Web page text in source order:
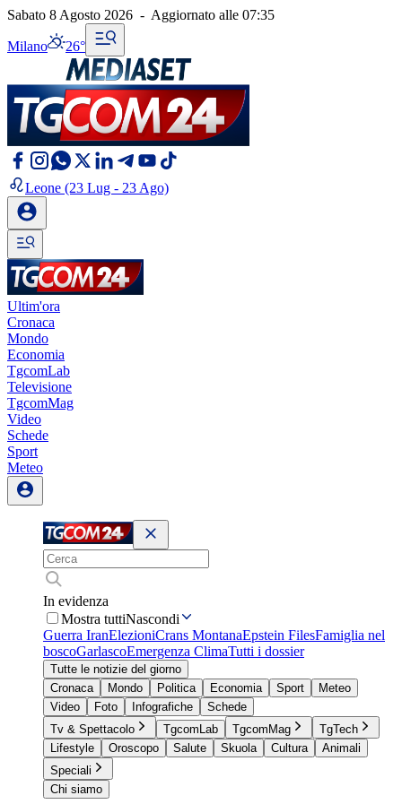
Sabato 8 Agosto 2026 - Aggiornato alle 07:35
Milano 26°
Leone (23 Lug - 23 Ago)
Ultim'ora
Cronaca
Mondo
Economia
TgcomLab
Televisione
TgcomMag
Video
Schede
Sport
Meteo
In evidenza
Mostra tuttiNascondi
Guerra IranElezioniCrans MontanaEpstein FilesFamiglia nel
boscoGarlascoEmergenza ClimaTutti i dossier
Tutte le notizie del giorno
Cronaca
Mondo Politica Economia Sport
Meteo
Video
Foto Infografiche
Schede
Tv & Spettacolo
TgcomLab TgcomMag
TgTech
Lifestyle
Oroscopo Salute Skuola Cultura
Animali
Speciali
Chi siamo